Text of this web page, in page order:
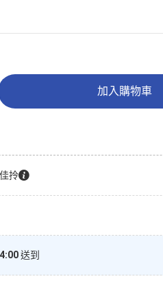
加入購物車
拎
送到